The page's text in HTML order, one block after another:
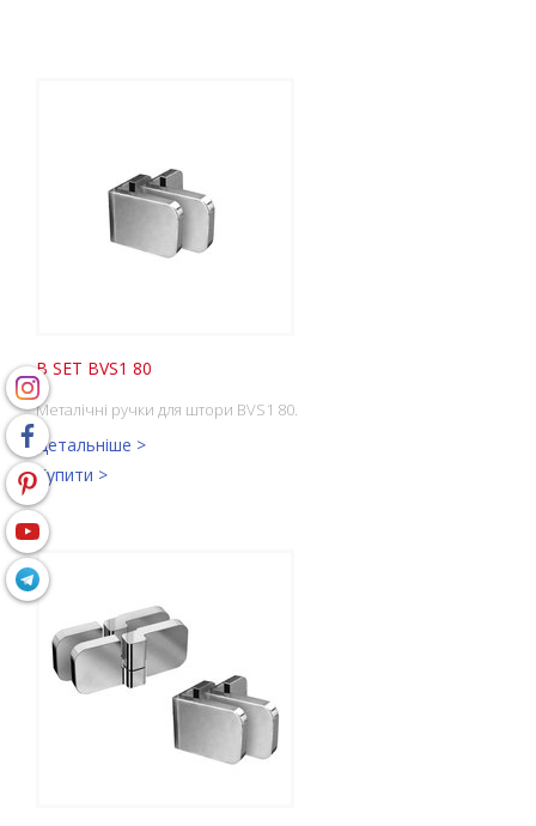
B SET BVS1 80
Металічні ручки для штори BVS1 80.
Детальніше >
Купити >